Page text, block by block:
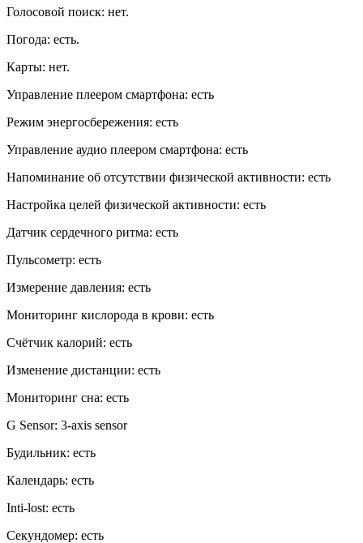
Голосовой поиск: нет.
Погода: есть.
Карты: нет.
Управление плеером смартфона: есть
Режим энергосбережения: есть
Управление аудио плеером смартфона: есть
Напоминание об отсутствии физической активности: есть
Настройка целей физической активности: есть
Датчик сердечного ритма: есть
Пульсометр: есть
Измерение давления: есть
Мониторинг кислорода в крови: есть
Счётчик калорий: есть
Изменение дистанции: есть
Мониторинг сна: есть
G Sensor: 3-axis sensor
Будильник: есть
Календарь: есть
Inti-lost: есть
Секундомер: есть